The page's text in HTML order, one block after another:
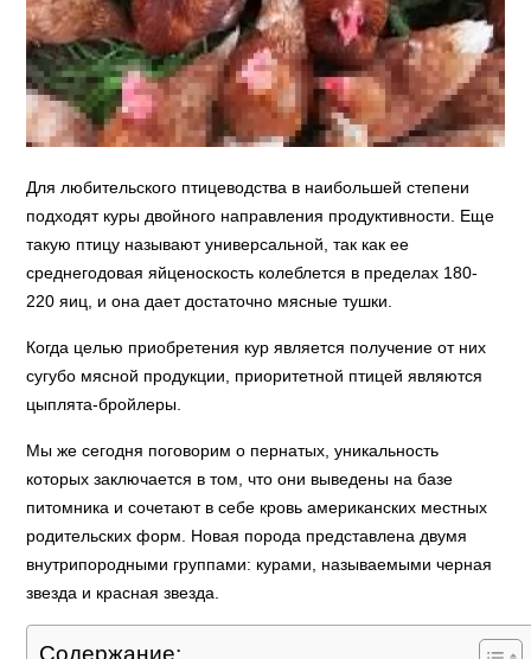
Для любительского птицеводства в наибольшей степени
подходят куры двойного направления продуктивности. Еще
такую птицу называют универсальной, так как ее
среднегодовая яйценоскость колеблется в пределах 180-
220 яиц, и она дает достаточно мясные тушки.
Когда целью приобретения кур является получение от них
сугубо мясной продукции, приоритетной птицей являются
цыплята-бройлеры.
Мы же сегодня поговорим о пернатых, уникальность
которых заключается в том, что они выведены на базе
питомника и сочетают в себе кровь американских местных
родительских форм. Новая порода представлена двумя
внутрипородными группами: курами, называемыми черная
звезда и красная звезда.
Содержание: